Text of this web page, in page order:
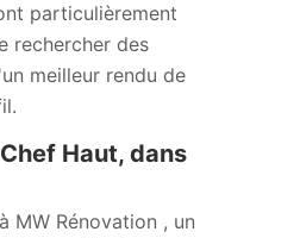
particulièrement
rechercher des
meilleur rendu de
Haut, dans
MW Rénovation , un